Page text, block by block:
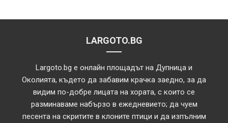
LARGOTO.BG
Largoto.bg е онлайн площадът на Дупница и
Околията, където да забавим крачка заедно, за да
видим по-добре лицата на хората, с които се
разминаваме набързо в ежедневието; да чуем
песента на скритите в клоните птици и да изпълним